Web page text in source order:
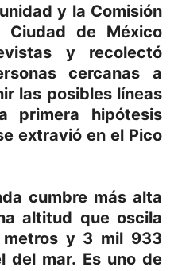
y la Comisión
de México
y recolectó
cercanas a
las posibles líneas
primera hipótesis
extravió en el Pico
cumbre más alta
altitud que oscila
y 3 mil 933
del mar. Es uno de